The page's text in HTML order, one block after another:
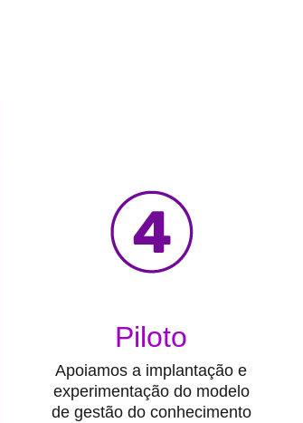
Piloto
Apoiamos a implantação e
experimentação do modelo
de gestão do conhecimento